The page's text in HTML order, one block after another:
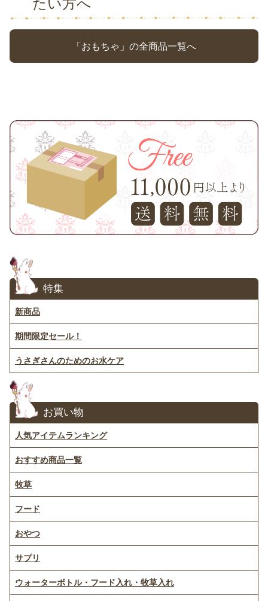
たい方へ
「おもちゃ」の全商品一覧へ
特集
新商品
期間限定セール！
うさぎさんのためのお水ケア
お買い物
人気アイテムランキング
おすすめ商品一覧
牧草
フード
おやつ
サプリ
ウォーターボトル・フード入れ・牧草入れ